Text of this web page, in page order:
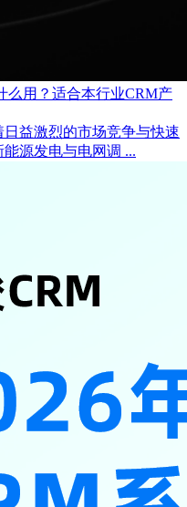
么用？适合本行业CRM产
益激烈的市场竞争与快速
源发电与电网调 ...